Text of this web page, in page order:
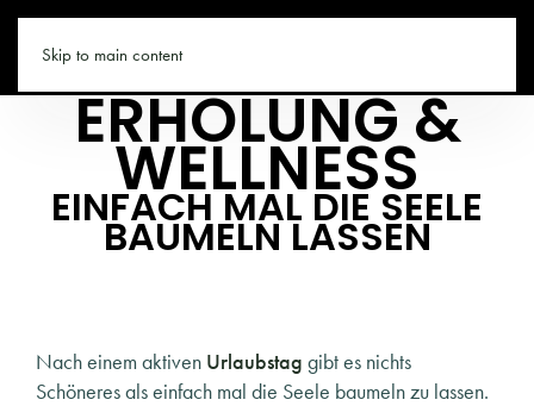
Skip to main content
WAIDRING.CO
ERHOLUNG &
WELLNESS
EINFACH MAL DIE SEELE
BAUMELN LASSEN
Nach einem aktiven Urlaubstag gibt es nichts
Schöneres als einfach mal die Seele baumeln zu lassen.